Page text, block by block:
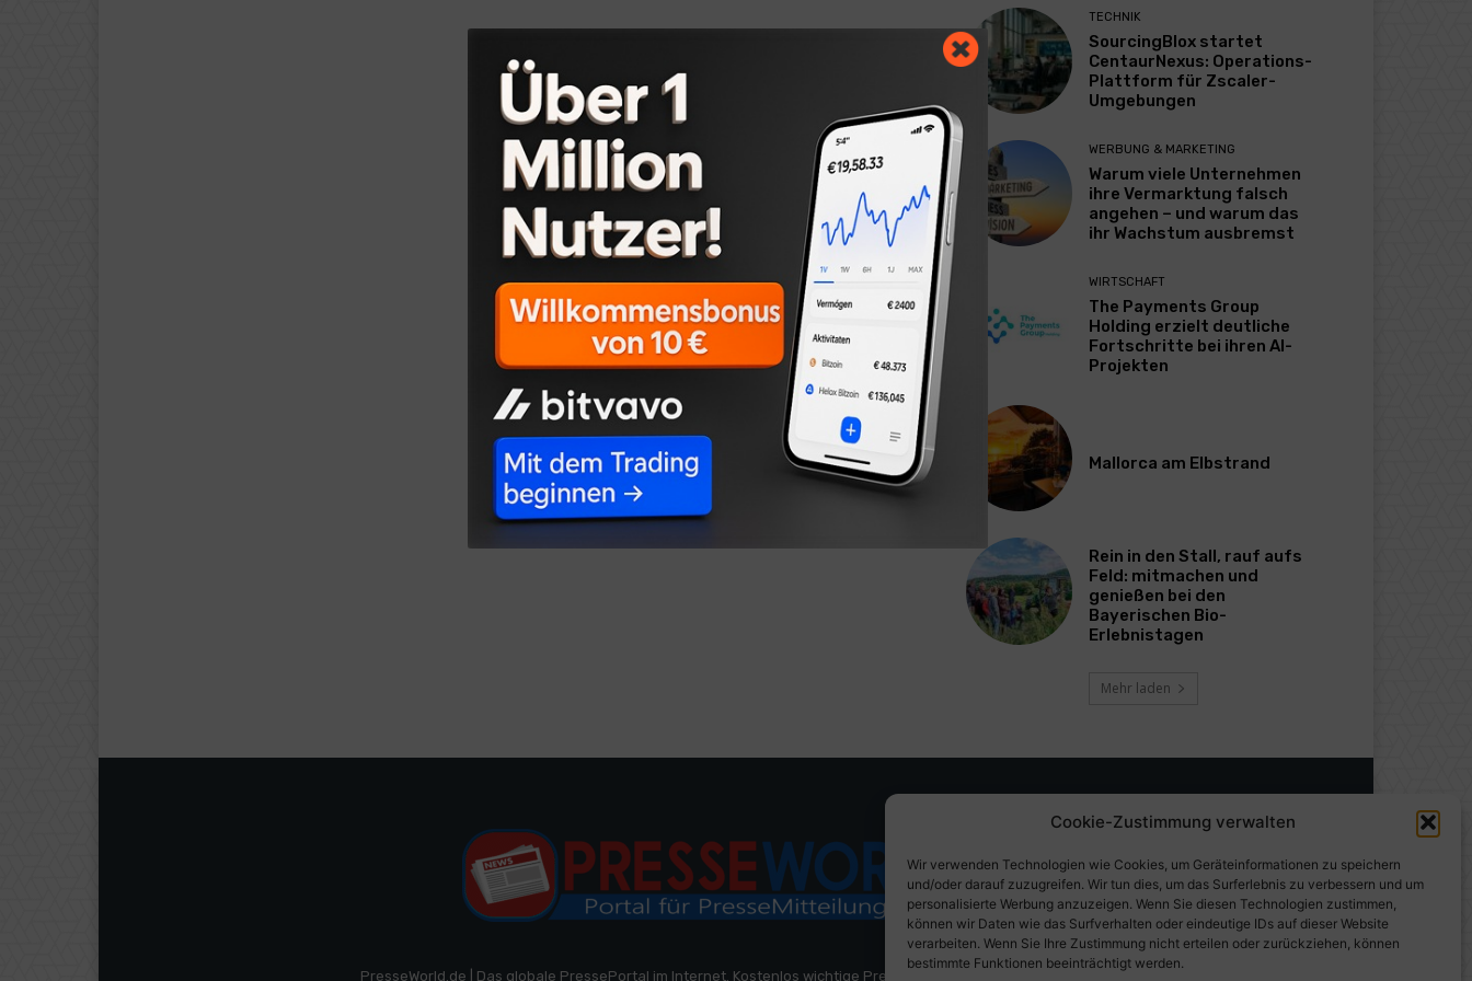
Cookie-Zustimmung verwalten
Wir verwenden Technologien wie Cookies, um Geräteinformationen zu speichern
und/oder darauf zuzugreifen. Wir tun dies, um das Surferlebnis zu verbessern und um
personalisierte Werbung anzuzeigen. Wenn Sie diesen Technologien zustimmen,
können wir Daten wie das Surfverhalten oder eindeutige IDs auf dieser Website
verarbeiten. Wenn Sie Ihre Zustimmung nicht erteilen oder zurückziehen, können
bestimmte Funktionen beeinträchtigt werden.
TECHNIK
SourcingBlox startet
CentaurNexus: Operations-
Plattform für Zscaler-
Umgebungen
WERBUNG & MARKETING
Warum viele Unternehmen
ihre Vermarktung falsch
angehen – und warum das
ihr Wachstum ausbremst
WIRTSCHAFT
The Payments Group
Holding erzielt deutliche
Fortschritte bei ihren AI-
Projekten
Mallorca am Elbstrand
Rein in den Stall, rauf aufs
Feld: mitmachen und
genießen bei den
Bayerischen Bio-
Erlebnistagen
Mehr laden
PresseWorld.de | Das globale PressePortal im Internet. Kostenlos wichtige PresseMitteilungen auf PresseWorld